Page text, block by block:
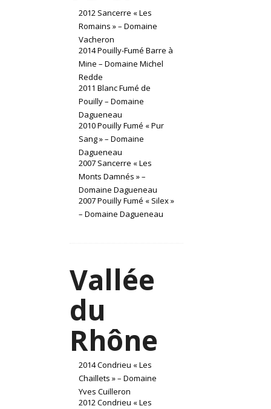
2012 Sancerre « Les
Romains » – Domaine
Vacheron
2014 Pouilly-Fumé Barre à
Mine – Domaine Michel
Redde
2011 Blanc Fumé de
Pouilly – Domaine
Dagueneau
2010 Pouilly Fumé « Pur
Sang » – Domaine
Dagueneau
2007 Sancerre « Les
Monts Damnés » –
Domaine Dagueneau
2007 Pouilly Fumé « Silex »
– Domaine Dagueneau
Vallée
du
Rhône
2014 Condrieu « Les
Chaillets » – Domaine
Yves Cuilleron
2012 Condrieu « Les